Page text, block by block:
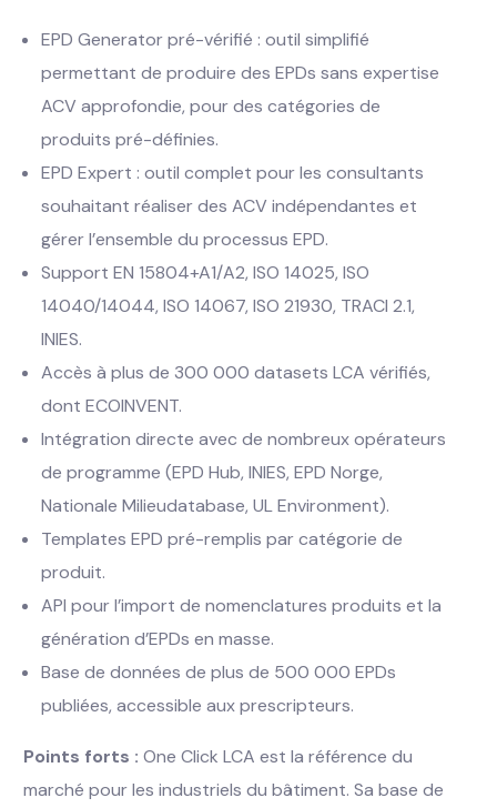
EPD Generator pré-vérifié : outil simplifié
permettant de produire des EPDs sans expertise
ACV approfondie, pour des catégories de
produits pré-définies.
EPD Expert : outil complet pour les consultants
souhaitant réaliser des ACV indépendantes et
gérer l’ensemble du processus EPD.
Support EN 15804+A1/A2, ISO 14025, ISO
14040/14044, ISO 14067, ISO 21930, TRACI 2.1,
INIES.
Accès à plus de 300 000 datasets LCA vérifiés,
dont ECOINVENT.
Intégration directe avec de nombreux opérateurs
de programme (EPD Hub, INIES, EPD Norge,
Nationale Milieudatabase, UL Environment).
Templates EPD pré-remplis par catégorie de
produit.
API pour l’import de nomenclatures produits et la
génération d’EPDs en masse.
Base de données de plus de 500 000 EPDs
publiées, accessible aux prescripteurs.
Points forts : One Click LCA est la référence du
marché pour les industriels du bâtiment. Sa base de